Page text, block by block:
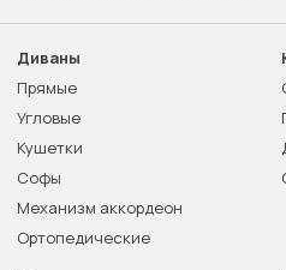
Диваны
Прямые
Угловые
Кушетки
Софы
Механизм аккордеон
Ортопедические